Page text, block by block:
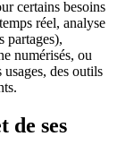
certains besoins
réel, analyse
partages),
numérisés, ou
usages, des outils
de ses